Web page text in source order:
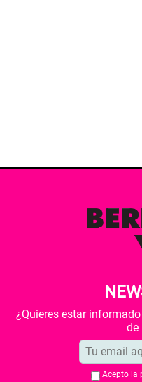
¿Quieres estar
de
Acepto la